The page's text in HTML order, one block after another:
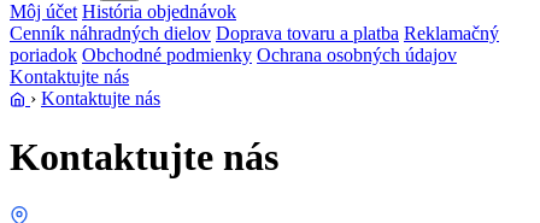
Môj účet História objednávok
Cenník náhradných dielov Doprava tovaru a platba Reklamačný
poriadok Obchodné podmienky Ochrana osobných údajov
Kontaktujte nás
› Kontaktujte nás
Kontaktujte nás